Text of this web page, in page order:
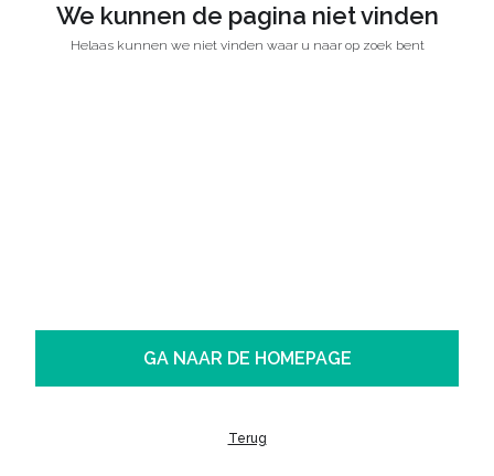
We kunnen de pagina niet vinden
Helaas kunnen we niet vinden waar u naar op zoek bent
GA NAAR DE HOMEPAGE
Terug